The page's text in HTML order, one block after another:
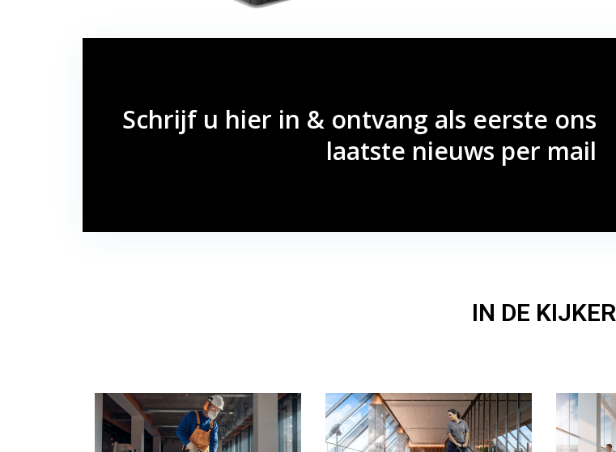
Schrijf u hier in & ontvang als eerste ons
laatste nieuws per mail
IN DE KIJKER